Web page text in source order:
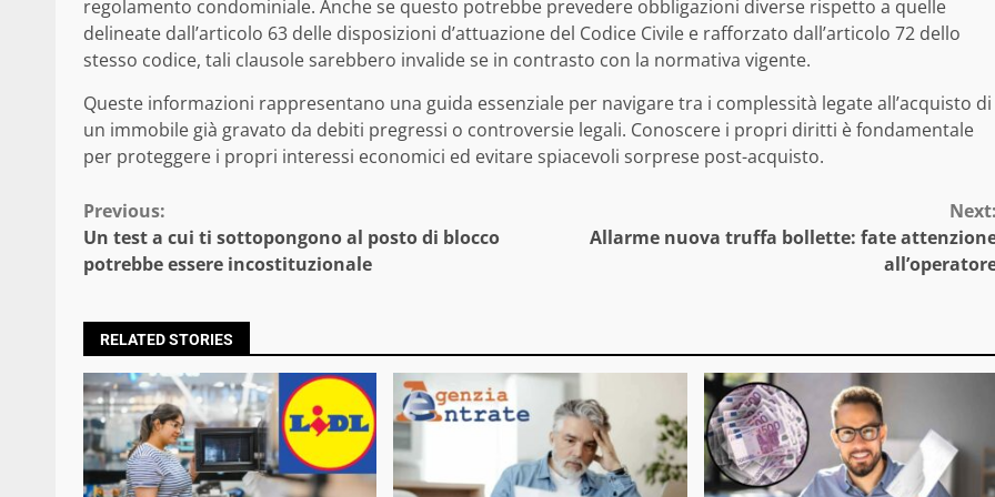
regolamento condominiale. Anche se questo potrebbe prevedere obbligazioni diverse rispetto a quelle
delineate dall’articolo 63 delle disposizioni d’attuazione del Codice Civile e rafforzato dall’articolo 72 dello
stesso codice, tali clausole sarebbero invalide se in contrasto con la normativa vigente.
Queste informazioni rappresentano una guida essenziale per navigare tra i complessità legate all’acquisto di
un immobile già gravato da debiti pregressi o controversie legali. Conoscere i propri diritti è fondamentale
per proteggere i propri interessi economici ed evitare spiacevoli sorprese post-acquisto.
Continue
Reading
Previous:
Un test a cui ti sottopongono al posto di blocco
potrebbe essere incostituzionale
Next:
Allarme nuova truffa bollette: fate
RELATED STORIES